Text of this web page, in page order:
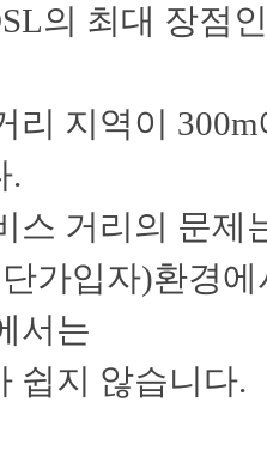
의 최대 장점
리 지역이
.
스 거리의 문제
가입자)환경
서는
쉽지 않습니다.